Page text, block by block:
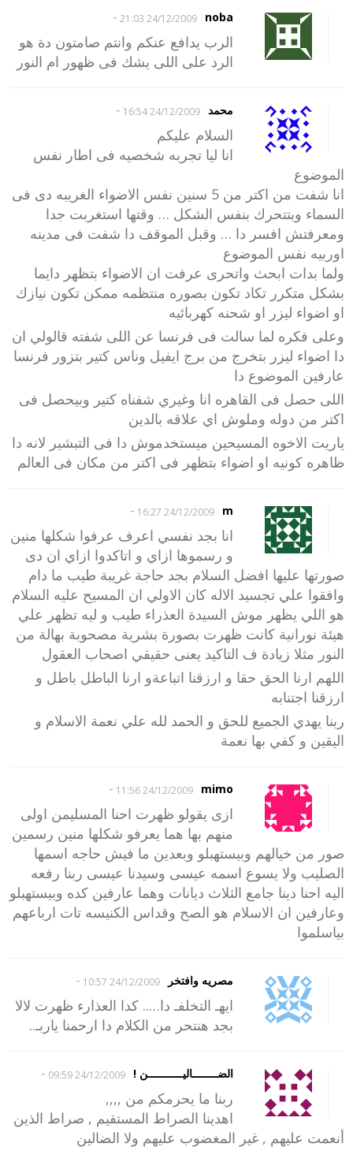
noba
24/12/2009 21:03
-
الرب يدافع عنكم وانتم صامتون دة هو
الرد على اللى يشك فى ظهور ام النور
محمد 24/12/2009 16:54
-
السلام عليكم
انا ليا تجربه شخصيه فى اطار نفس
الموضوع
انا شفت من اكتر من 5 سنين نفس الاضواء الغريبه دى فى
السماء وبتتحرك بنفس الشكل … وقتها استغربت جدا
ومعرفتش افسر دا … وقبل الموقف دا شفت فى مدينه
اوربيه نفس الموضوع
ولما بدات ابحث واتحرى عرفت ان الاضواء بتظهر دايما
بشكل متكرر تكاد تكون بصوره منتظمه ممكن تكون نيازك
او اضواء ليزر او شحنه كهربائيه
وعلى فكره لما سالت فى فرنسا عن اللى شفته قالولي ان
دا اضواء ليزر بتخرج من برج ايفيل وناس كتير بتزور فرنسا
عارفين الموضوع دا
اللى حصل فى القاهره انا وغيري شفناه كتير وبيحصل فى
اكتر من دوله وملوش اي علاقه بالدين
ياريت الاخوه المسيحين ميستخدموش دا فى التبشير لانه دا
ظاهره كونيه او اضواء بتظهر فى اكتر من مكان فى العالم
m
24/12/2009 16:27
-
انا بجد نفسي اعرف عرفوا شكلها منين
و رسموها ازاي و اتاكدوا ازاي ان دى
صورتها عليها افضل السلام بجد حاجة غريبة طيب ما دام
وافقوا علي تجسيد الاله كان الاولي ان المسيح عليه السلام
هو اللي يظهر موش السيدة العذراء طيب و ليه تظهر علي
هيئة نورانية كانت ظهرت بصورة بشرية مصحوبة بهالة من
النور مثلا زيادة ف التاكيد يعنى حقيقي اصحاب العقول
اللهم ارنا الحق حقا و ارزقنا اتباعةو ارنا الباطل باطل و
ارزقنا اجتنابه
ربنا يهدي الجميع للحق و الحمد لله علي نعمة الاسلام و
اليقين و كفي بها نعمة
mimo
24/12/2009 11:56
-
ازى يقولو ظهرت احنا المسليمن اولى
منهم بها هما يعرفو شكلها منين رسمين
صور من خيالهم وبيستهبلو وبعدين ما فيش حاجه اسمها
الصليب ولا يسوع اسمه عيسى وسيدنا عيسى ربنا رفعه
اليه احنا دينا جامع الثلاث ديانات وهما عارفين كده وبيستهبلو
وعارفين ان الاسلام هو الصح وقداس الكنيسه تات ارباعهم
بياسلموا
مصريه وافتخر 24/12/2009 10:57
-
ايهـ التخلفـ دا….. كدا العذارء ظهرت لالا
بجد هنتحر من الكلام دا ارحمنا ياربـ..
الضــــــــاليـــــــــــن ! 24/12/2009 09:59
-
ربنا ما يحرمكم من ,,,,
اهدينا الصراط المستقيم , صراط الذين
أنعمت عليهم , غير المغضوب عليهم ولا الضالين